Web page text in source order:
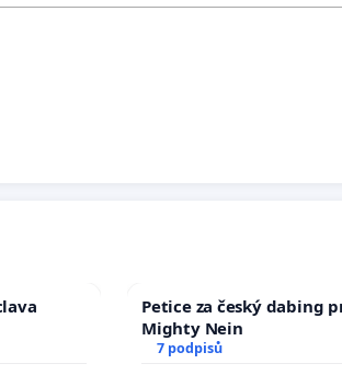
Petice za český dabing
Mighty Nein
7 podpisů